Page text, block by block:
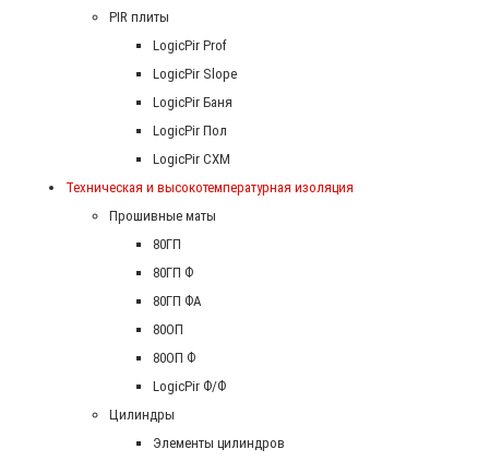
PIR плиты
LogicPir Prof
LogicPir Slope
LogicPir Баня
LogicPir Пол
LogicPir СХМ
Техническая и высокотемпературная изоляция
Прошивные маты
80ГП
80ГП Ф
80ГП ФА
80ОП
80ОП Ф
LogicPir Ф/Ф
Цилиндры
Элементы цилиндров